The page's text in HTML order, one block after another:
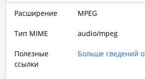
Расширение MPEG
Тип MIME audio/mpeg
Полезные
ссылки
Больше сведений